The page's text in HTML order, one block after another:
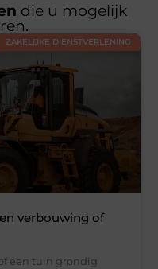
die u mogelijk
ZAKELIJKE DIENSTVERLENING
verbouwing of
een tuin grondig